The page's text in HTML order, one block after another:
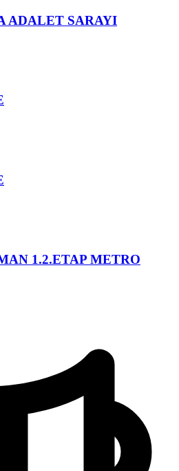
ADALET SARAYI
1.2.ETAP METRO